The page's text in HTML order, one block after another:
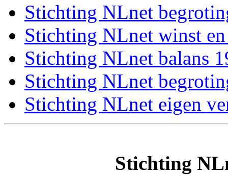
Stichting NLnet
Stichting NLnet winst
Stichting NLnet balans
Stichting NLnet
Stichting NLnet eigen
Stichting